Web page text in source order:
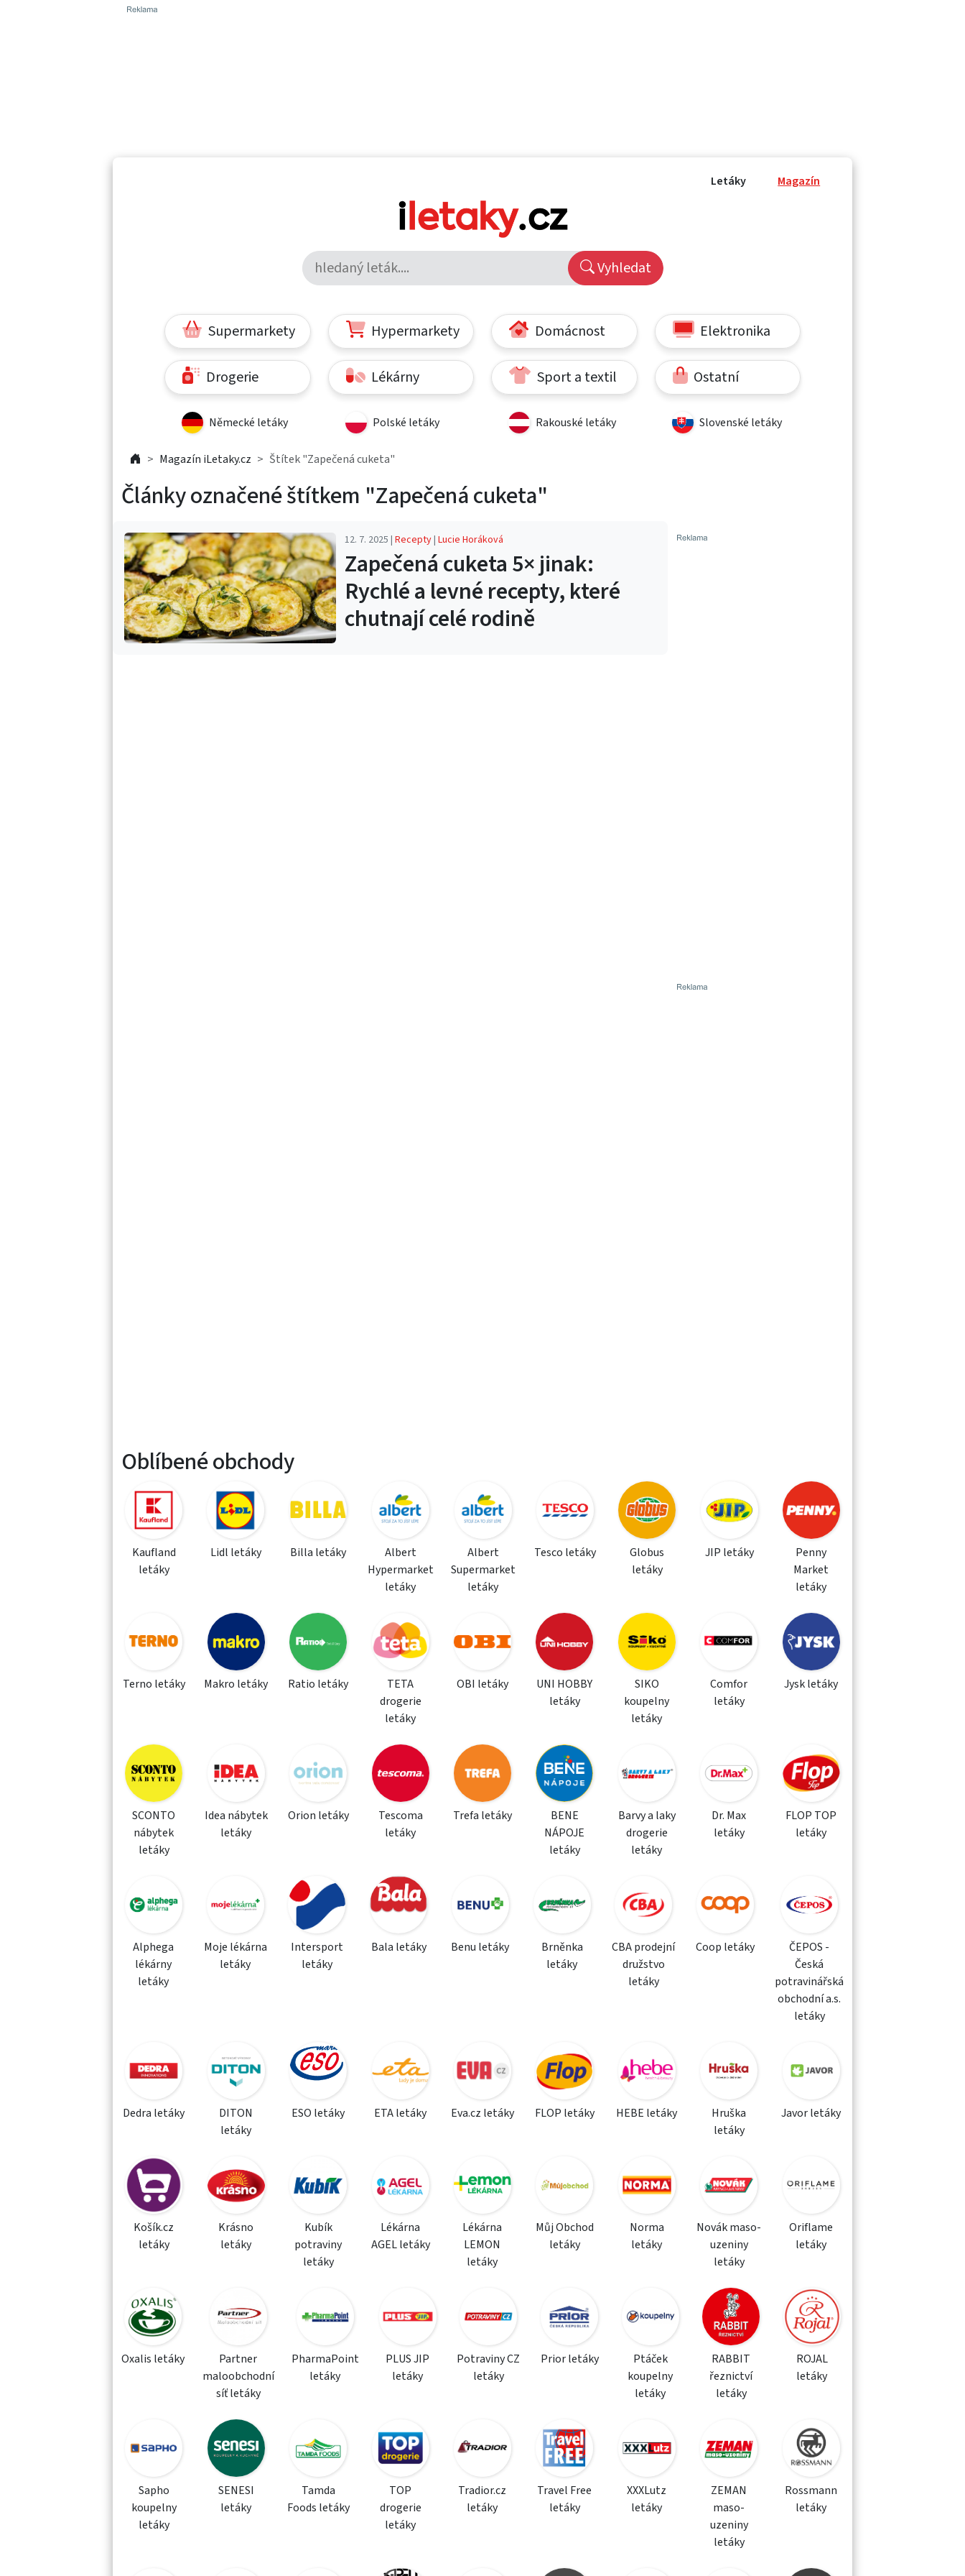
Letáky Magazín
Vyhledat
Supermarkety Hypermarkety Domácnost Elektronika
Drogerie Lékárny Sport a textil Ostatní
Německé letáky Polské letáky Rakouské letáky Slovenské letáky
Magazín iLetaky.cz Štítek "Zapečená cuketa"
Články označené štítkem "Zapečená cuketa"
12. 7. 2025 | Recepty| Lucie Horáková
Zapečená cuketa 5× jinak:
Rychlé a levné recepty, které
chutnají celé rodině
Oblíbené obchody
Kaufland
letáky
Lidl letáky Billa letáky
Albert
Hypermarket
letáky
Albert
Supermarket
letáky
Tesco letáky
Globus
letáky
JIP letáky
Penny
Market
letáky
Terno letáky Makro letáky Ratio letáky
TETA
drogerie
letáky
OBI letáky
UNI HOBBY
letáky
SIKO
koupelny
letáky
Comfor
letáky
Jysk letáky
SCONTO
nábytek
letáky
Idea nábytek
letáky
Orion letáky
Tescoma
letáky
Trefa letáky
BENE
NÁPOJE
letáky
Barvy a laky
drogerie
letáky
Dr. Max
letáky
FLOP TOP
letáky
Alphega
lékárny
letáky
Moje lékárna
letáky
Intersport
letáky
Bala letáky Benu letáky
Brněnka
letáky
CBA prodejní
družstvo
letáky
Coop letáky
ČEPOS -
Česká
potravinářská
obchodní a.s.
letáky
Dedra letáky
DITON
letáky
ESO letáky ETA letáky Eva.cz letáky FLOP letáky HEBE letáky
Hruška
letáky
Javor letáky
Košík.cz
letáky
Krásno
letáky
Kubík
potraviny
letáky
Lékárna
AGEL letáky
Lékárna
LEMON
letáky
Můj Obchod
letáky
Norma
letáky
Novák maso-
uzeniny
letáky
Oriflame
letáky
Oxalis letáky
Partner
maloobchodní
síť letáky
PharmaPoint
letáky
PLUS JIP
letáky
Potraviny CZ
letáky
Prior letáky
Ptáček
koupelny
letáky
RABBIT
řeznictví
letáky
ROJAL
letáky
Sapho
koupelny
letáky
SENESI
letáky
Tamda
Foods letáky
TOP
drogerie
letáky
Tradior.cz
letáky
Travel Free
letáky
XXXLutz
letáky
ZEMAN
maso-
uzeniny
letáky
Rossmann
letáky